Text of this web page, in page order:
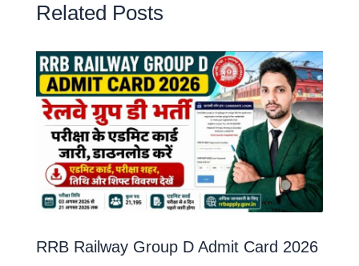
Related Posts
RRB Railway Group D Admit Card 2026